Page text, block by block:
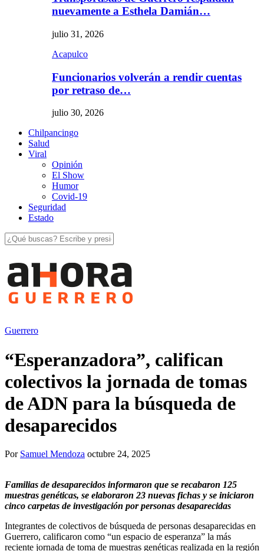
nuevamente a Esthela Damián…
julio 31, 2026
Acapulco
Funcionarios volverán a rendir cuentas
por retraso de…
julio 30, 2026
Chilpancingo
Salud
Viral
Opinión
El Show
Humor
Covid-19
Seguridad
Estado
Guerrero
“Esperanzadora”, califican
colectivos la jornada de tomas
de ADN para la búsqueda de
desaparecidos
Por Samuel Mendoza octubre 24, 2025
Familias de desaparecidos informaron que se recabaron 125
muestras genéticas, se elaboraron 23 nuevas fichas y se iniciaron
cinco carpetas de investigación por personas desaparecidas
Integrantes de colectivos de búsqueda de personas desaparecidas en
Guerrero, calificaron como “un espacio de esperanza” la más
reciente jornada de toma de muestras genéticas realizada en la región